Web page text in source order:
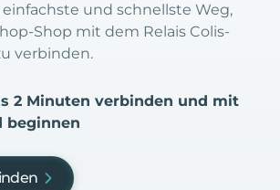
und schnellste Weg,
Shop mit dem Relais Colis-
verbinden.
2 Minuten verbinden und mit
beginnen